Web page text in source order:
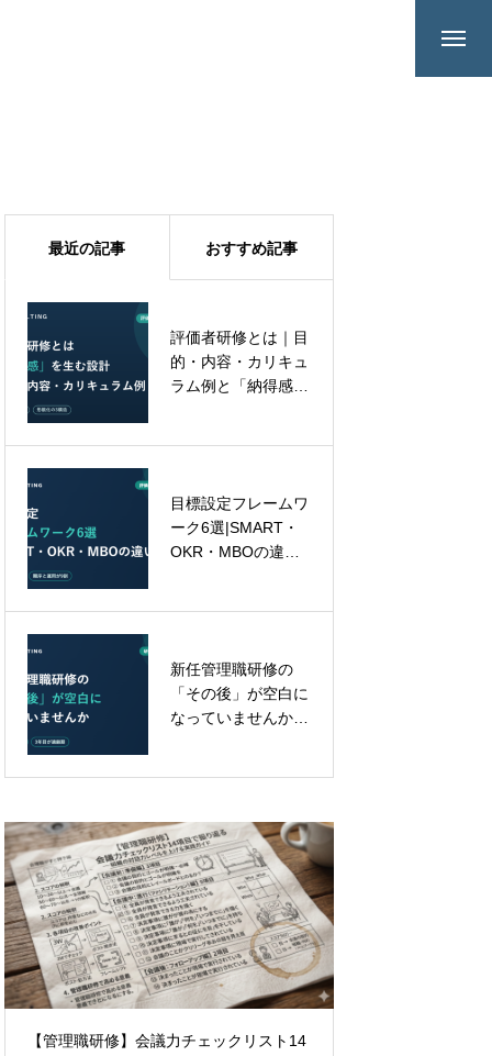
最近の記事 おすすめ記事
評価者研修とは｜目
的・内容・カリキュ
ラム例と「納得感」
目標設定フレームワ
ーク6選|SMART・
OKR・MBOの違い
新任管理職研修の
「その後」が空白に
なっていませんか|3
その記憶、本当にあ
ったことですか──
上司の記憶は、なぜ
管理職研修の効果測
定｜満足度以外に見
るべき5つの指標
【書評】『反応しな
い練習』── 管理職
研修で鍛えるべき
【管理職研修】会議力チェックリスト14